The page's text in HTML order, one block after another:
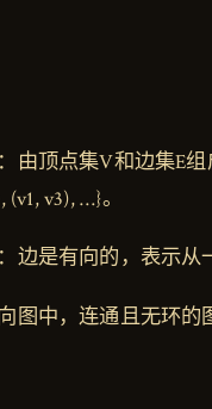
：由顶点集V和边集E
(v1, v3), …}。
：边是有向的，表示从
图中，连通且无环的